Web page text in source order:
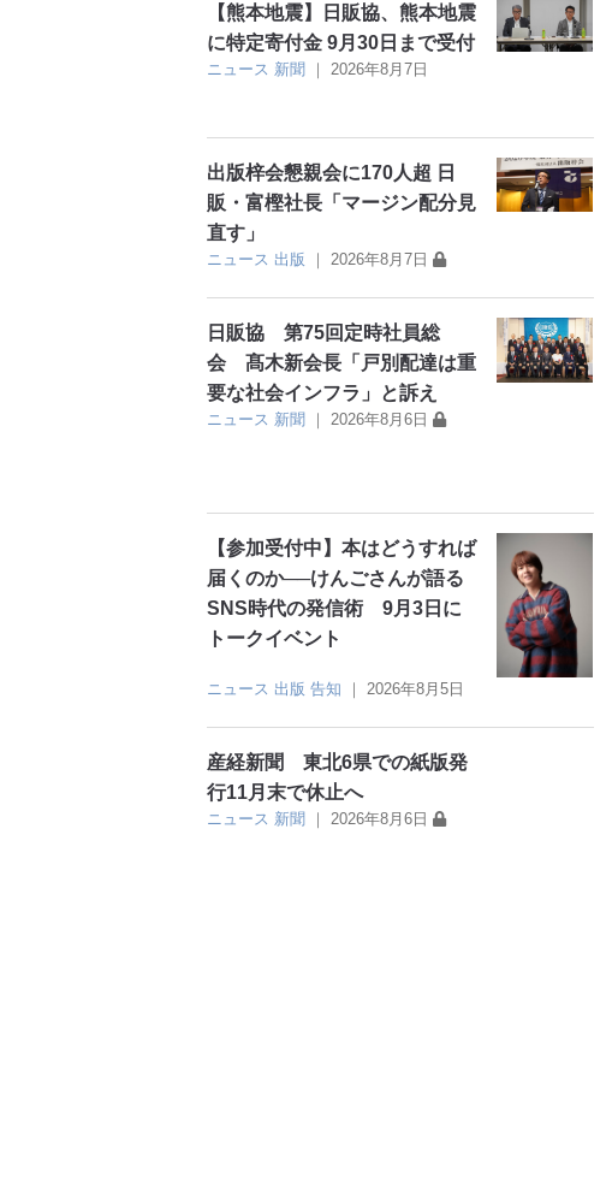
【熊本地震】日販協、熊本地震
に特定寄付金 9月30日まで受付
ニュース 新聞 ｜ 2026年8月7日
出版梓会懇親会に170人超 日
販・富樫社長「マージン配分見
直す」
ニュース 出版 ｜ 2026年8月7日
日販協 第75回定時社員総
会 髙木新会長「戸別配達は重
要な社会インフラ」と訴え
ニュース 新聞 ｜ 2026年8月6日
【参加受付中】本はどうすれば
届くのか──けんごさんが語る
SNS時代の発信術 9月3日に
トークイベント
ニュース 出版 告知 ｜ 2026年8月5日
産経新聞 東北6県での紙版発
行11月末で休止へ
ニュース 新聞 ｜ 2026年8月6日